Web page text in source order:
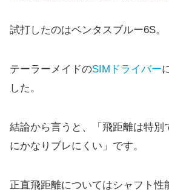
試打したのはベンタスブルー6S。
テーラーメイドのSIMドライバー
した。
結論から言うと、「飛距離は特別
にかなりブレにくい」です。
正直飛距離についてはシャフト性